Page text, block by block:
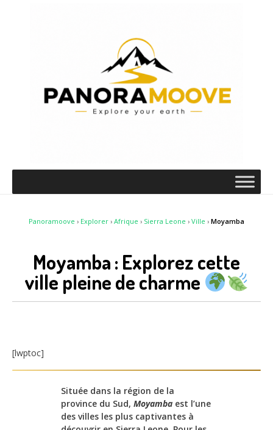
Panoramoove › Explorer › Afrique › Sierra Leone › Ville › Moyamba
Moyamba : Explorez cette
ville pleine de charme
[lwptoc]
Située dans la région de la
province du Sud, Moyamba est l’une
des villes les plus captivantes à